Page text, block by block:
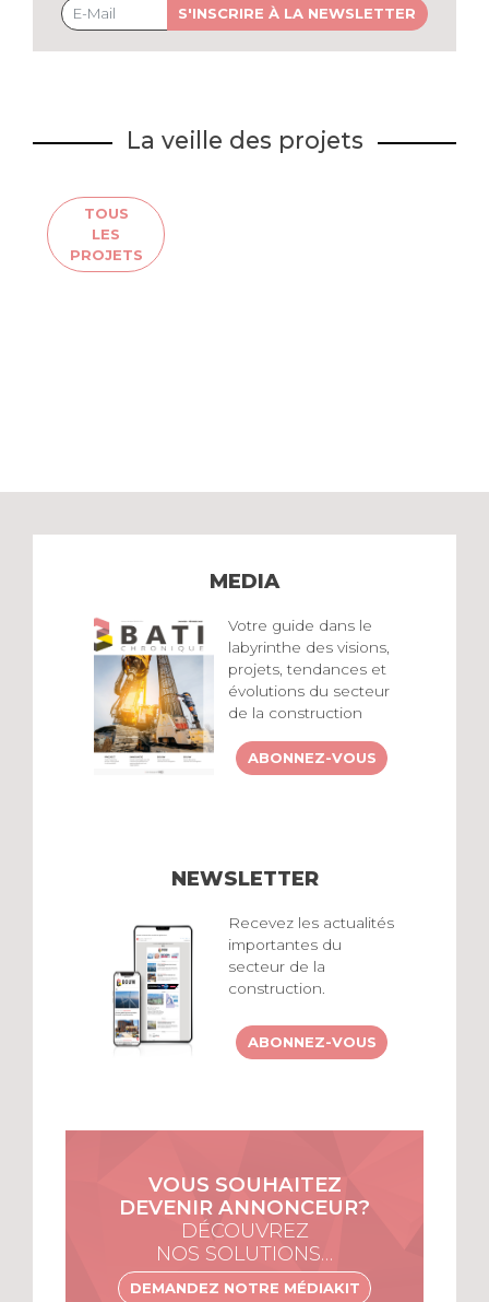
S'INSCRIRE À LA NEWSLETTER
La veille des projets
TOUS
LES
PROJETS
MEDIA
Votre guide dans le
labyrinthe des visions,
projets, tendances et
évolutions du secteur
de la construction
ABONNEZ-VOUS
NEWSLETTER
Recevez les actualités
importantes du
secteur de la
construction.
ABONNEZ-VOUS
VOUS SOUHAITEZ
DEVENIR ANNONCEUR?
DÉCOUVREZ
NOS SOLUTIONS…
DEMANDEZ NOTRE MÉDIAKIT